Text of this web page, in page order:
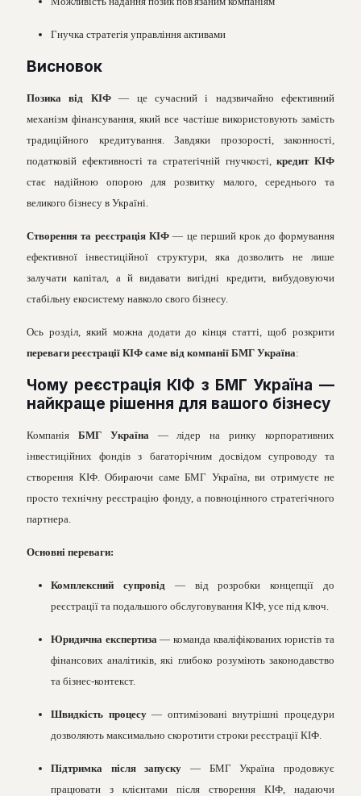
Гнучка стратегiя управлiння активами
Висновок
Позика вiд КIФ— це сучасний i надзвичайно ефективний
механiзм фiнансування, який все частiше використовують замiсть
традицiйного кредитування. Завдяки прозоростi, законностi,
податковiй ефективностi та стратегiчнiй гнучкостi,кредит КIФ
стає надiйною опорою для розвитку малого, середнього та
великого бiзнесу в Українi.
Створення та реєстрацiя КIФ — це перший крок до формування
ефективної iнвестицiйної структури, яка дозволить не лише
залучати капiтал, а й видавати вигiднi кредити, вибудовуючи
стабiльну екосистему навколо свого бiзнесу.
Ось розділ, який можна додати до кінця статті, щоб розкрити
переваги реєстрації КІФ саме від компанії БМГ Україна:
Чому реєстрація КІФ з БМГ Україна —
найкраще рішення для вашого бізнесу
Компанія БМГ Україна— лідер на ринку корпоративних
інвестиційних фондів з багаторічним досвідом супроводу та
створення КІФ. Обираючи саме БМГ Україна, ви отримуєте не
просто технічну реєстрацію фонду, а повноцінного стратегічного
партнера.
Основні переваги:
Комплексний супровід— від розробки концепції до
реєстрації та подальшого обслуговування КІФ, усе під ключ.
Юридична експертиза— команда кваліфікованих юристів та
фінансових аналітиків, які глибоко розуміють законодавство
та бізнес-контекст.
Швидкість процесу— оптимізовані внутрішні процедури
дозволяють максимально скоротити строки реєстрації КІФ.
Підтримка після запуску — БМГ Україна продовжує
працювати з клієнтами після створення КІФ, надаючи